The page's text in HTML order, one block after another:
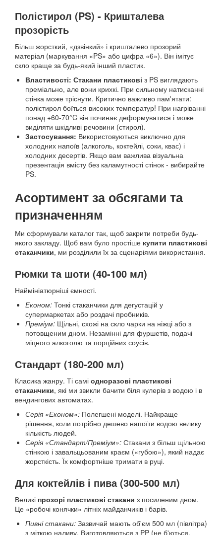
Полістирол (PS) - Кришталева
прозорість
Більш жорсткий, «дзвінкий» і кришталево прозорий
матеріал (маркування «PS» або цифра «6»). Він імітує
скло краще за будь-який інший пластик.
Властивості: Стакани пластикові з PS виглядають
преміально, але вони крихкі. При сильному натисканні
стінка може тріснути. Критично важливо пам'ятати:
полістирол боїться високих температур! При нагріванні
понад +60-70°C він починає деформуватися і може
виділяти шкідливі речовини (стирол).
Застосування: Використовуються виключно для
холодних напоїв (алкоголь, коктейлі, соки, квас) і
холодних десертів. Якщо вам важлива візуальна
презентація вмісту без каламутності стінок - вибирайте
PS.
Асортимент за обсягами та
призначенням
Ми сформували каталог так, щоб закрити потреби будь-
якого закладу. Щоб вам було простіше купити пластикові
стаканчики, ми розділили їх за сценаріями використання.
Рюмки та шоти (40-100 мл)
Наймініатюрніші ємності.
Економ: Тонкі стаканчики для дегустацій у
супермаркетах або роздачі пробників.
Преміум: Щільні, схожі на скло чарки на ніжці або з
потовщеним дном. Незамінні для фуршетів, подачі
міцного алкоголю та порційних соусів.
Стандарт (180-200 мл)
Класика жанру. Ті самі одноразові пластикові
стаканчики, які ми звикли бачити біля кулерів з водою і в
вендингових автоматах.
Серія «Економ»: Полегшені моделі. Найкраще
рішення, коли потрібно дешево напоїти водою велику
кількість людей.
Серія «Стандарт/Преміум»: Стакани з більш щільною
стінкою і завальцьованим краєм («губою»), який надає
жорсткість. Їх комфортніше тримати в руці.
Для коктейлів і пива (300-500 мл)
Великі прозорі пластикові стакани з посиленим дном.
Це «робочі конячки» літніх майданчиків і барів.
Пивні стакани: Зазвичай мають об'єм 500 мл (півлітра)
з міткою наливу. Виготовляються з PP (не б'ються,